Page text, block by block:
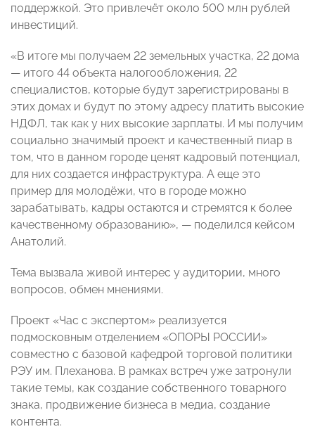
поддержкой. Это привлечёт около 500 млн рублей
инвестиций.
«В итоге мы получаем 22 земельных участка, 22 дома
— итого 44 объекта налогообложения, 22
специалистов, которые будут зарегистрированы в
этих домах и будут по этому адресу платить высокие
НДФЛ, так как у них высокие зарплаты. И мы получим
социально значимый проект и качественный пиар в
том, что в данном городе ценят кадровый потенциал,
для них создается инфраструктура. А еще это
пример для молодёжи, что в городе можно
зарабатывать, кадры остаются и стремятся к более
качественному образованию», — поделился кейсом
Анатолий.
Тема вызвала живой интерес у аудитории, много
вопросов, обмен мнениями.
Проект «Час с экспертом» реализуется
подмосковным отделением «ОПОРЫ РОССИИ»
совместно с базовой кафедрой торговой политики
РЭУ им. Плеханова. В рамках встреч уже затронули
такие темы, как создание собственного товарного
знака, продвижение бизнеса в медиа, создание
контента.